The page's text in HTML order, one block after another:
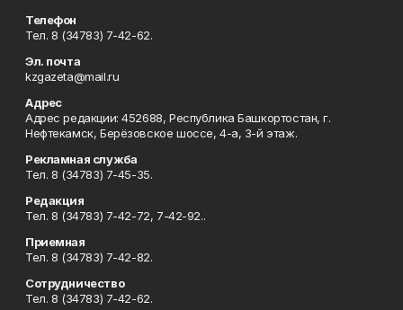
Телефон
Тел. 8 (34783) 7-42-62.
Эл. почта
kzgazeta@mail.ru
Адрес
Адрес редакции: 452688, Республика Башкортостан, г.
Нефтекамск, Берёзовское шоссе, 4-а, 3-й этаж.
Рекламная служба
Тел. 8 (34783) 7-45-35.
Редакция
Тел. 8 (34783) 7-42-72, 7-42-92..
Приемная
Тел. 8 (34783) 7-42-82.
Сотрудничество
Тел. 8 (34783) 7-42-62.